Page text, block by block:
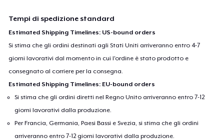
Tempi di spedizione standard
Estimated Shipping Timelines: US-bound orders
Si stima che gli ordini destinati agli Stati Uniti arriveranno entro 4-7
giorni lavorativi dal momento in cui l'ordine è stato prodotto e
consegnato al corriere per la consegna.
Estimated Shipping Timelines: EU-bound orders
Si stima che gli ordini diretti nel Regno Unito arriveranno entro 7-12
giorni lavorativi dalla produzione.
Per Francia, Germania, Paesi Bassi e Svezia, si stima che gli ordini
arriveranno entro 7-12 giorni lavorativi dalla produzione.